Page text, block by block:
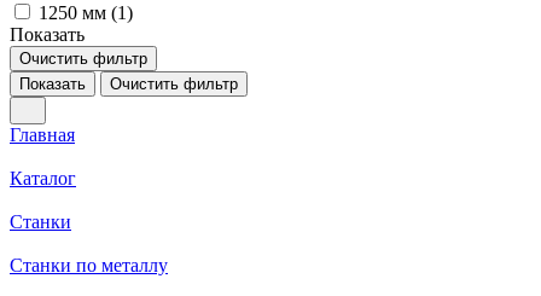
1250 мм (1)
Показать
Очистить фильтр
Показать
Очистить фильтр
Главная
Каталог
Станки
Станки по металлу